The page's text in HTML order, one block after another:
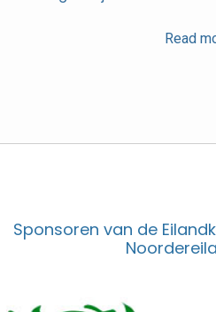
Read
Sponsoren van de